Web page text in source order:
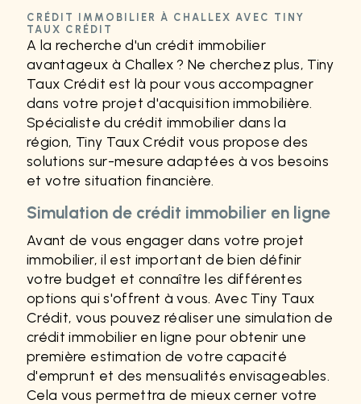
CRÉDIT IMMOBILIER À CHALLEX AVEC TINY
TAUX CRÉDIT
A la recherche d'un crédit immobilier
avantageux à Challex ? Ne cherchez plus, Tiny
Taux Crédit est là pour vous accompagner
dans votre projet d'acquisition immobilière.
Spécialiste du crédit immobilier dans la
région, Tiny Taux Crédit vous propose des
solutions sur-mesure adaptées à vos besoins
et votre situation financière.
Simulation de crédit immobilier en ligne
Avant de vous engager dans votre projet
immobilier, il est important de bien définir
votre budget et connaître les différentes
options qui s'offrent à vous. Avec Tiny Taux
Crédit, vous pouvez réaliser une simulation de
crédit immobilier en ligne pour obtenir une
première estimation de votre capacité
d'emprunt et des mensualités envisageables.
Cela vous permettra de mieux cerner votre